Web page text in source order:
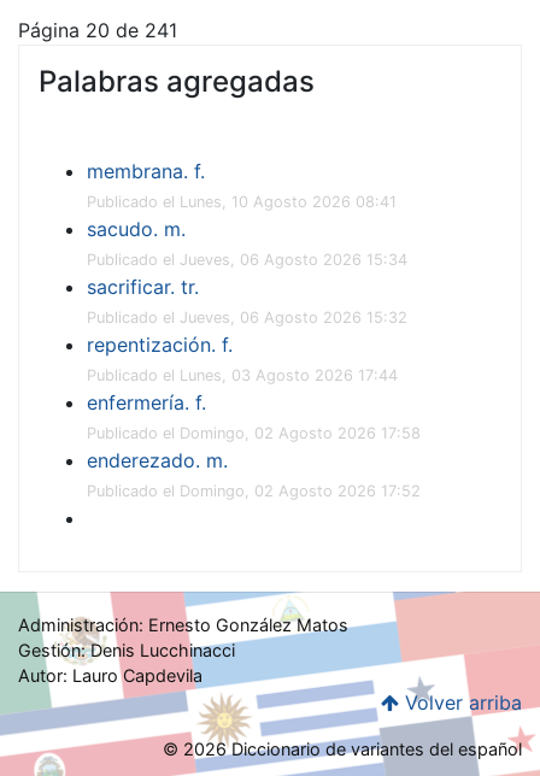
Página 20 de 241
Palabras agregadas
membrana. f.
Publicado el Lunes, 10 Agosto 2026 08:41
sacudo. m.
Publicado el Jueves, 06 Agosto 2026 15:34
sacrificar. tr.
Publicado el Jueves, 06 Agosto 2026 15:32
repentización. f.
Publicado el Lunes, 03 Agosto 2026 17:44
enfermería. f.
Publicado el Domingo, 02 Agosto 2026 17:58
enderezado. m.
Publicado el Domingo, 02 Agosto 2026 17:52
Administración: Ernesto González Matos
Gestión: Denis Lucchinacci
Autor: Lauro Capdevila
Volver arriba
© 2026 Diccionario de variantes del español